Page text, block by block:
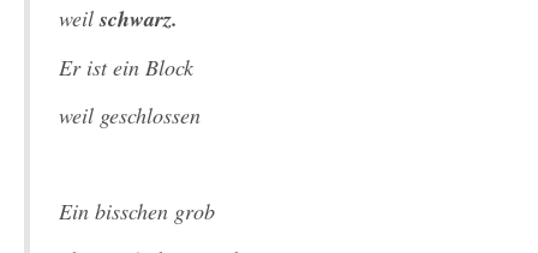
weilschwarz.
Er ist ein Block
weil geschlossen
Ein bisschen grob